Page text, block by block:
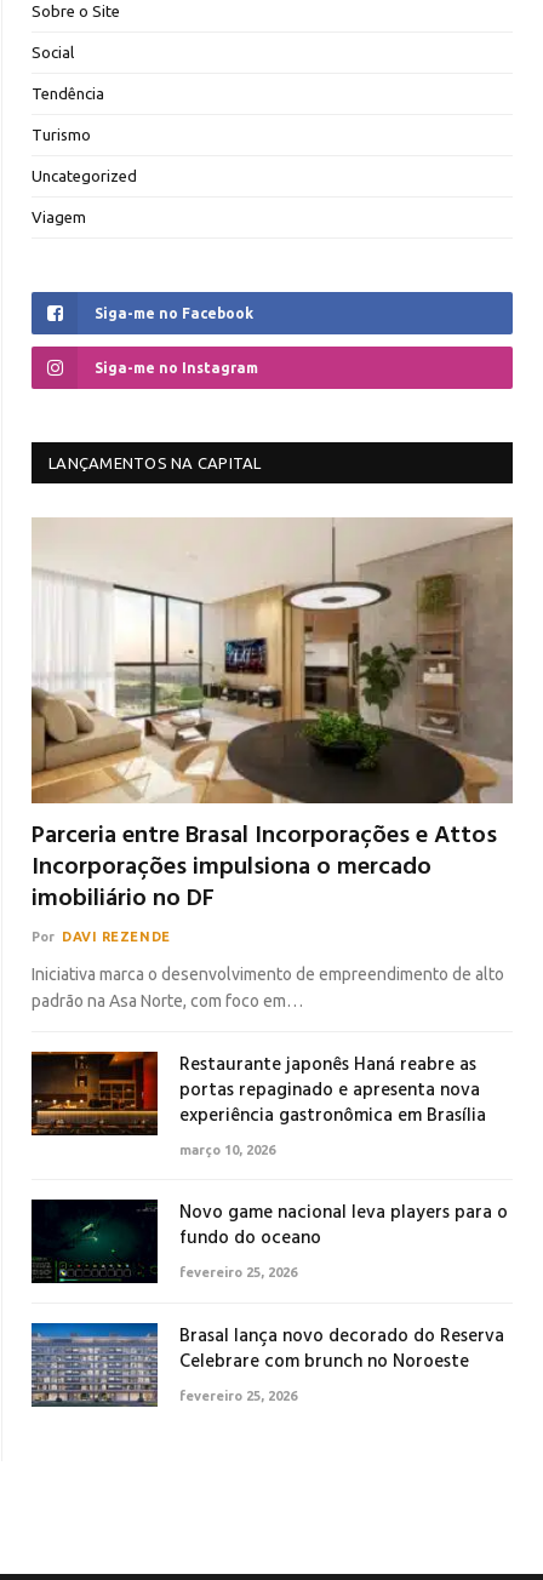
Sobre o Site
Social
Tendência
Turismo
Uncategorized
Viagem
Siga-me no Facebook
Siga-me no Instagram
LANÇAMENTOS NA CAPITAL
Parceria entre Brasal Incorporações e Attos
Incorporações impulsiona o mercado
imobiliário no DF
Por DAVI REZENDE
Iniciativa marca o desenvolvimento de empreendimento de alto
padrão na Asa Norte, com foco em…
Restaurante japonês Haná reabre as
portas repaginado e apresenta nova
experiência gastronômica em Brasília
março 10, 2026
Novo game nacional leva players para o
fundo do oceano
fevereiro 25, 2026
Brasal lança novo decorado do Reserva
Celebrare com brunch no Noroeste
fevereiro 25, 2026